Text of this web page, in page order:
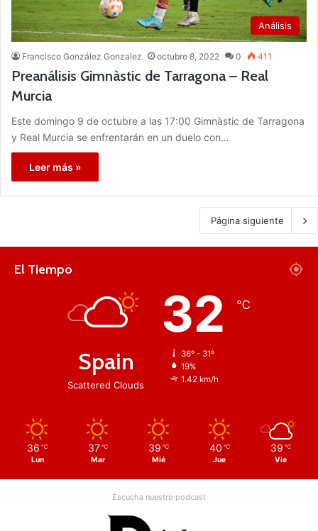
Análisis
Francisco González Gonzalez octubre 8, 2022 0 411
Preanálisis Gimnàstic de Tarragona – Real
Murcia
Este domingo 9 de octubre a las 17:00 Gimnàstic de Tarragona
y Real Murcia se enfrentarán en un duelo con…
Leer más »
Página siguiente
El Tiempo
Spain
Scattered Clouds
32 ℃
36º - 31º
19%
1.42 km/h
36 ℃
Lun
37 ℃
Mar
39 ℃
Mié
40 ℃
Jue
39 ℃
Vie
Escucha nuestro podcast